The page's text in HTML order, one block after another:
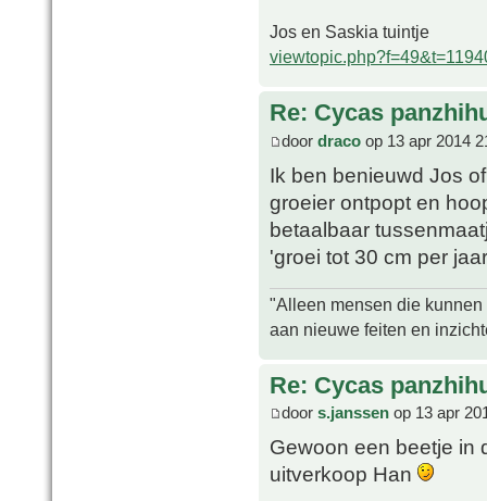
Jos en Saskia tuintje
Re: Cycas
door draco op 13 apr 2014
Ik ben benieuwd Jos
groeier ontpopt en
betaalbaar
'groei tot 30 cm per
"Alleen mensen die
aan nieuwe feiten en
Re: Cycas
door s.janssen op 13 apr
Gewoon een beetje in
uitverkoop Han